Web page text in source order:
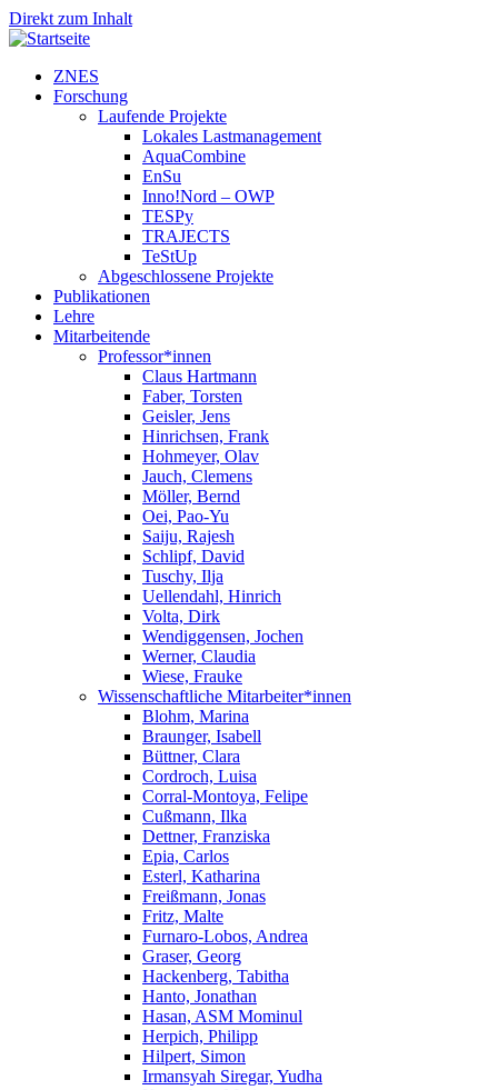
Direkt zum Inhalt
ZNES
Forschung
Laufende Projekte
Lokales Lastmanagement
AquaCombine
EnSu
Inno!Nord – OWP
TESPy
TRAJECTS
TeStUp
Abgeschlossene Projekte
Publikationen
Lehre
Mitarbeitende
Professor*innen
Claus Hartmann
Faber, Torsten
Geisler, Jens
Hinrichsen, Frank
Hohmeyer, Olav
Jauch, Clemens
Möller, Bernd
Oei, Pao-Yu
Saiju, Rajesh
Schlipf, David
Tuschy, Ilja
Uellendahl, Hinrich
Volta, Dirk
Wendiggensen, Jochen
Werner, Claudia
Wiese, Frauke
Wissenschaftliche Mitarbeiter*innen
Blohm, Marina
Braunger, Isabell
Büttner, Clara
Cordroch, Luisa
Corral-Montoya, Felipe
Cußmann, Ilka
Dettner, Franziska
Epia, Carlos
Esterl, Katharina
Freißmann, Jonas
Fritz, Malte
Furnaro-Lobos, Andrea
Graser, Georg
Hackenberg, Tabitha
Hanto, Jonathan
Hasan, ASM Mominul
Herpich, Philipp
Hilpert, Simon
Irmansyah Siregar, Yudha